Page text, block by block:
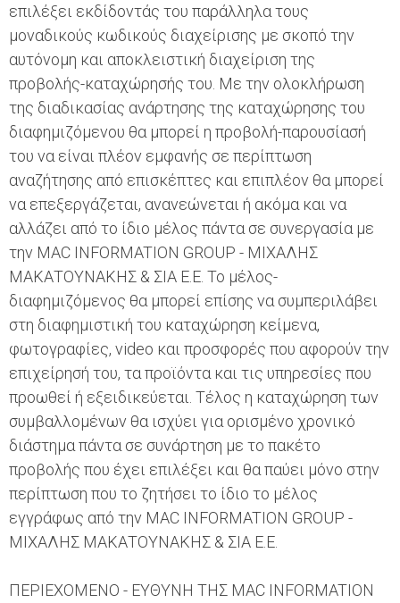
επιλέξει εκδίδοντάς του παράλληλα τους
μοναδικούς κωδικούς διαχείρισης με σκοπό την
αυτόνομη και αποκλειστική διαχείριση της
προβολής-καταχώρησής του. Με την ολοκλήρωση
της διαδικασίας ανάρτησης της καταχώρησης του
διαφημιζόμενου θα μπορεί η προβολή-παρουσίασή
του να είναι πλέον εμφανής σε περίπτωση
αναζήτησης από επισκέπτες και επιπλέον θα μπορεί
να επεξεργάζεται, ανανεώνεται ή ακόμα και να
αλλάζει από το ίδιο μέλος πάντα σε συνεργασία με
την MAC INFORMATION GROUP - ΜΙΧΑΛΗΣ
ΜΑΚΑΤΟΥΝΑΚΗΣ & ΣΙΑ Ε.Ε. Το μέλος-
διαφημιζόμενος θα μπορεί επίσης να συμπεριλάβει
στη διαφημιστική του καταχώρηση κείμενα,
φωτογραφίες, video και προσφορές που αφορούν την
επιχείρησή του, τα προϊόντα και τις υπηρεσίες που
προωθεί ή εξειδικεύεται. Τέλος η καταχώρηση των
συμβαλλομένων θα ισχύει για ορισμένο χρονικό
διάστημα πάντα σε συνάρτηση με το πακέτο
προβολής που έχει επιλέξει και θα παύει μόνο στην
περίπτωση που το ζητήσει το ίδιο το μέλος
εγγράφως από την MAC INFORMATION GROUP -
ΜΙΧΑΛΗΣ ΜΑΚΑΤΟΥΝΑΚΗΣ & ΣΙΑ Ε.Ε.
ΠΕΡΙΕΧΟΜΕΝΟ - ΕΥΘΥΝΗ ΤΗΣ MAC INFORMATION